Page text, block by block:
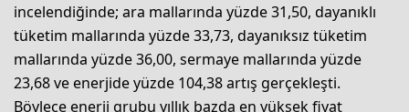
incelendiğinde; ara mallarında yüzde 31,50, dayanıklı
tüketim mallarında yüzde 33,73, dayanıksız tüketim
mallarında yüzde 36,00, sermaye mallarında yüzde
23,68 ve enerjide yüzde 104,38 artış gerçekleşti.
Böylece enerji grubu yıllık bazda en yüksek fiyat